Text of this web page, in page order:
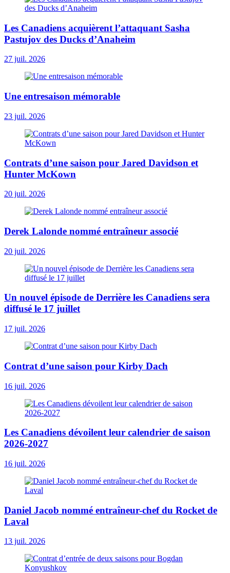
Les Canadiens acquièrent l’attaquant Sasha
Pastujov des Ducks d’Anaheim
27 juil. 2026
Une entresaison mémorable
23 juil. 2026
Contrats d’une saison pour Jared Davidson et
Hunter McKown
20 juil. 2026
Derek Lalonde nommé entraîneur associé
20 juil. 2026
Un nouvel épisode de Derrière les Canadiens sera
diffusé le 17 juillet
17 juil. 2026
Contrat d’une saison pour Kirby Dach
16 juil. 2026
Les Canadiens dévoilent leur calendrier de saison
2026-2027
16 juil. 2026
Daniel Jacob nommé entraîneur-chef du Rocket de
Laval
13 juil. 2026